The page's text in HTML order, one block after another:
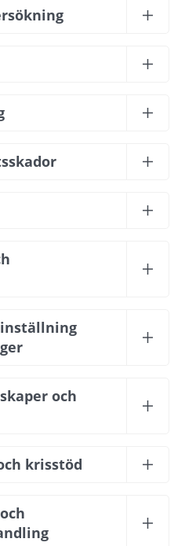
inställning
och
krisstöd